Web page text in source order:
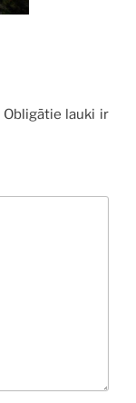
Obligātie lauki ir